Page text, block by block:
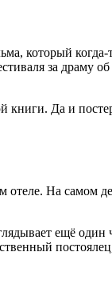
который когда-
за драму
Да и
На самом
ещё